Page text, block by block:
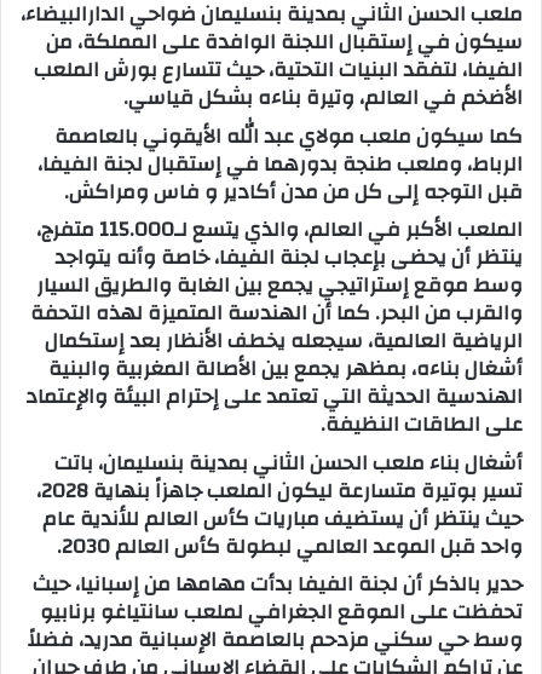
ملعب الحسن الثاني بمدينة بنسليمان ضواحي الدارالبيضاء،
سيكون في إستقبال اللجنة الوافدة على المملكة، من
الفيفا، لتفقد البنيات التحتية، حيث تتسارع بورش الملعب
الأضخم في العالم، وتيرة بناءه بشكل قياسي.
كما سيكون ملعب مولاي عبد الله الأيقوني بالعاصمة
الرباط، وملعب طنجة بدورهما في إستقبال لجنة الفيفا،
قبل التوجه إلى كل من مدن أكادير و فاس ومراكش.
الملعب الأكبر في العالم، والذي يتسع لـ115.000 متفرج،
ينتظر أن يحضى بإعجاب لجنة الفيفا، خاصة وأنه يتواجد
وسط موقع إستراتيجي يجمع بين الغابة والطريق السيار
والقرب من البحر. كما أن الهندسة المتميزة لهذه التحفة
الرياضية العالمية، سيجعله يخطف الأنظار بعد إستكمال
أشغال بناءه، بمظهر يجمع بين الأصالة المغربية والبنية
الهندسية الحديثة التي تعتمد على إحترام البيئة والإعتماد
على الطاقات النظيفة.
أشغال بناء ملعب الحسن الثاني بمدينة بنسليمان، باتت
تسير بوتيرة متسارعة ليكون الملعب جاهزاً بنهاية 2028،
حيث ينتظر أن يستضيف مباريات كأس العالم للأندية عام
واحد قبل الموعد العالمي لبطولة كأس العالم 2030.
حدير بالذكر أن لجنة الفيفا بدأت مهامها من إسبانيا، حيث
تحفظت على الموقع الجغرافي لملعب سانتياغو برنابيو
وسط حي سكني مزدحم بالعاصمة الإسبانية مدريد، فضلاً